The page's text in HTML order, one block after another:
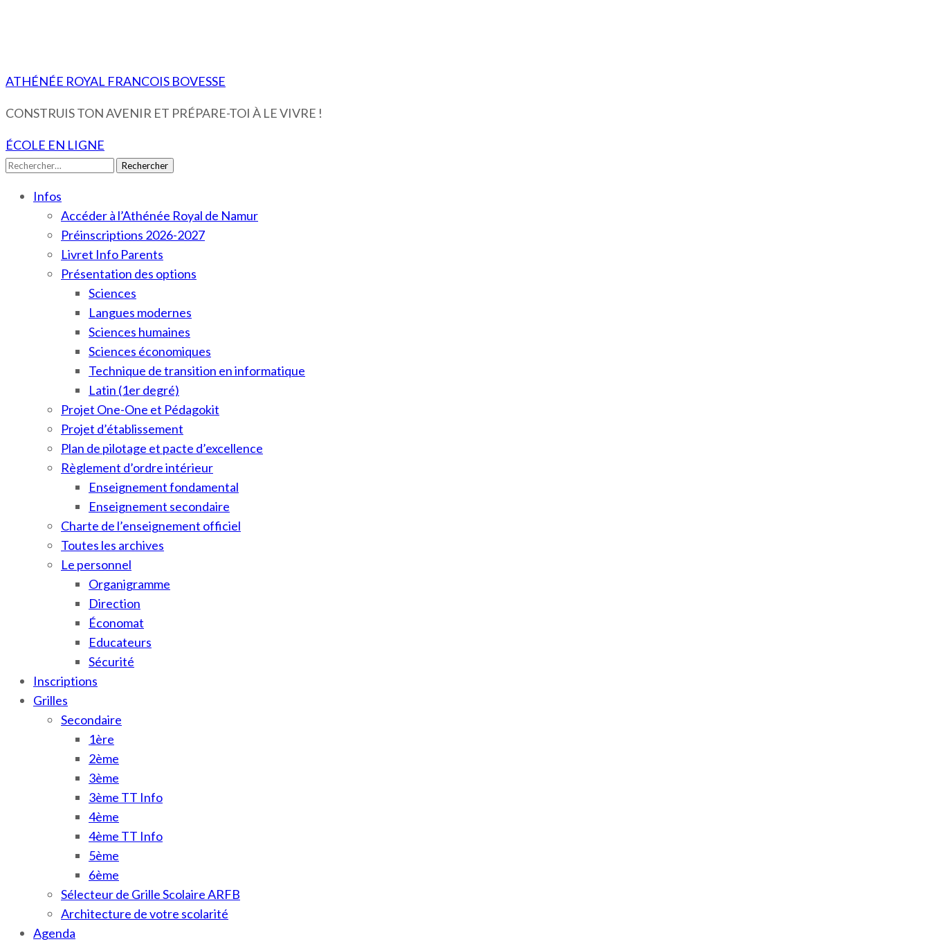
ATHÉNÉE ROYAL FRANCOIS BOVESSE
CONSTRUIS TON AVENIR ET PRÉPARE-TOI À LE VIVRE !
ÉCOLE EN LIGNE
Rechercher :
Infos
Accéder à l’Athénée Royal de Namur
Préinscriptions 2026-2027
Livret Info Parents
Présentation des options
Sciences
Langues modernes
Sciences humaines
Sciences économiques
Technique de transition en informatique
Latin (1er degré)
Projet One-One et Pédagokit
Projet d’établissement
Plan de pilotage et pacte d’excellence
Règlement d’ordre intérieur
Enseignement fondamental
Enseignement secondaire
Charte de l’enseignement officiel
Toutes les archives
Le personnel
Organigramme
Direction
Économat
Educateurs
Sécurité
Inscriptions
Grilles
Secondaire
1ère
2ème
3ème
3ème TT Info
4ème
4ème TT Info
5ème
6ème
Sélecteur de Grille Scolaire ARFB
Architecture de votre scolarité
Agenda